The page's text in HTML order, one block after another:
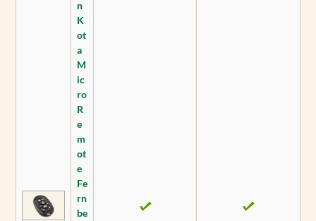
n
K
ot
a
M
ic
ro
R
e
m
ot
e
Fe
rn
be